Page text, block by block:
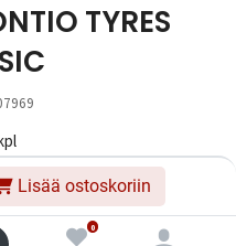
Lisää ostoskoriin
0
TYRES